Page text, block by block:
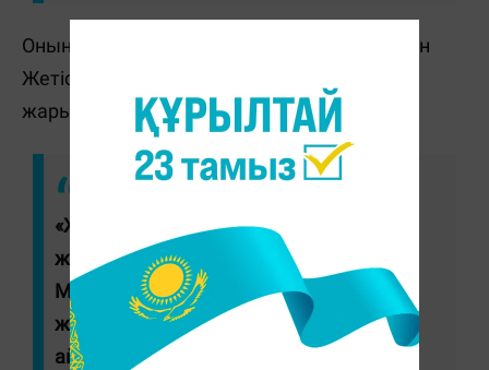
Оның айтуынша, осы жылдың соңына дейін
Жетісу ауданындағы 76 көшеге сыртқы
жарықтандыру желілері тартылып бітпек.
«Жетісу ауданын жылумен жабдықтау
жұмыстары жасау тоқтаған жоқ.
Мәселен, Құлагер шағын ауданын
жылумен қамтуды тездеттік, қазан
айының соңында аяқталды. Құбырлар